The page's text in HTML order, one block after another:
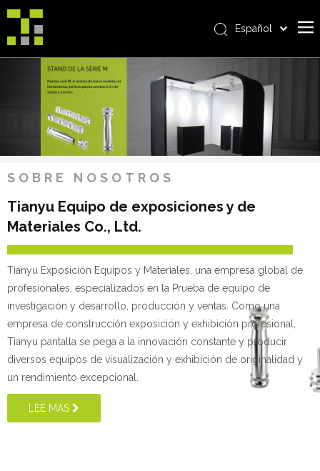
Sobre nosotros
Producto
realizaciones
Servicio
ventajas
Noticias
Contáctenos
Español
العربية
Italiano
日本語
Pусский
Nederlands
Français
SOBRE NOSOTROS
Tianyu Equipo de exposiciones y de
Materiales Co., Ltd.
Tianyu Exposición Equipos y Materiales, una empresa global de
profesionales, especializados en la Prueba de equipo de
investigación y desarrollo, producción y ventas. Como una
empresa de construcción exposición y exhibición profesional,
Tianyu pantalla se pega a la innovación constante y producir
diversos equipos de visualización y exhibición de originalidad y
un rendimiento excepcional.
LEE MAS